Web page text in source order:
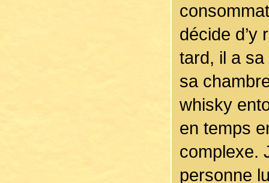
décide d’y
tard, il a
sa
whisky
en temps
complexe.
personne